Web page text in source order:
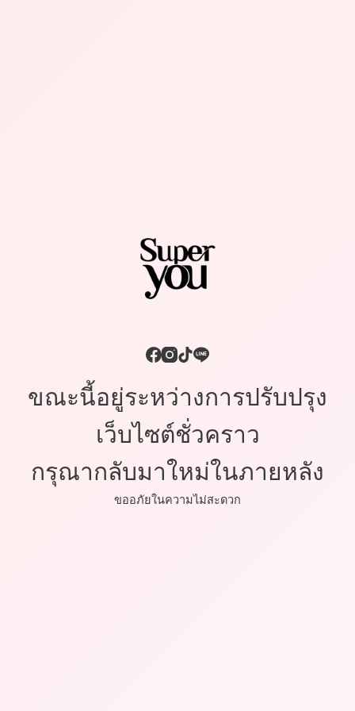
ขณะนี้อยู่ระหว่างการปรับปรุง
เว็บไซต์ชั่วคราว
กรุณากลับมาใหม่ในภายหลัง
ขออภัยในความไม่สะดวก